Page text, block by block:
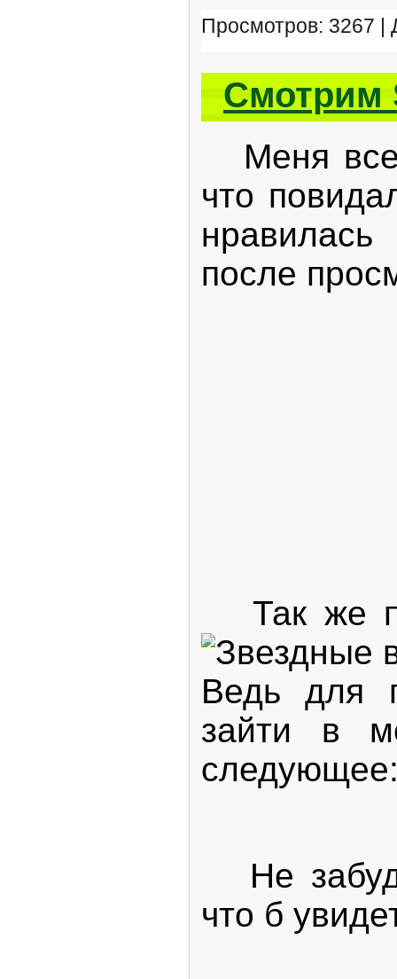
Просмотров: 3267 |
Смотрим
Меня
что
после
Так же
Ведь для
зайти в
Не
что б